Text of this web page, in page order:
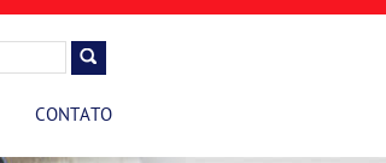
CONTATO